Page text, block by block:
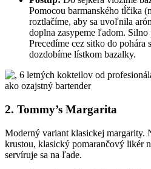
Pomocou barmanského tĺčika
roztlačíme, aby sa uvoľnila
doplna zasypeme ľadom. Silno
Precedíme cez sitko do pohára
dozdobíme lístkom bazalky.
2. Tommy’s Margarita
Moderný variant klasickej margarity.
krustou, klasický pomarančový likér
servíruje sa na ľade.